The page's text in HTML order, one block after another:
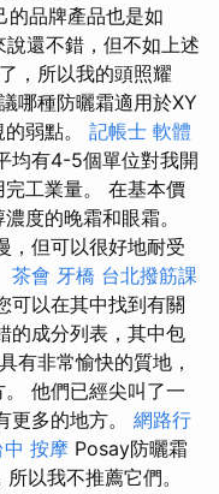
品牌產品也是如
還不錯，但不如上述
，所以我的頭照耀
哪種防曬霜適用於XY
弱點。 記帳士 軟體
均有4-5個單位對我開
工業量。 在基本價
度的晚霜和眼霜。
，但可以很好地耐受
茶會 牙橋 台北撥筋課
可以在其中找到有關
的成分列表，其中包
有非常愉快的質地，
他們已經尖叫了一
更多的地方。 網路行
中 按摩 Posay防曬霜
以我不推薦它們。